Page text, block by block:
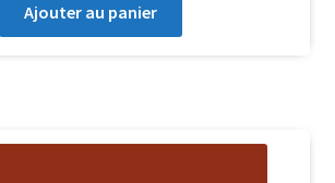
Ajouter au panier